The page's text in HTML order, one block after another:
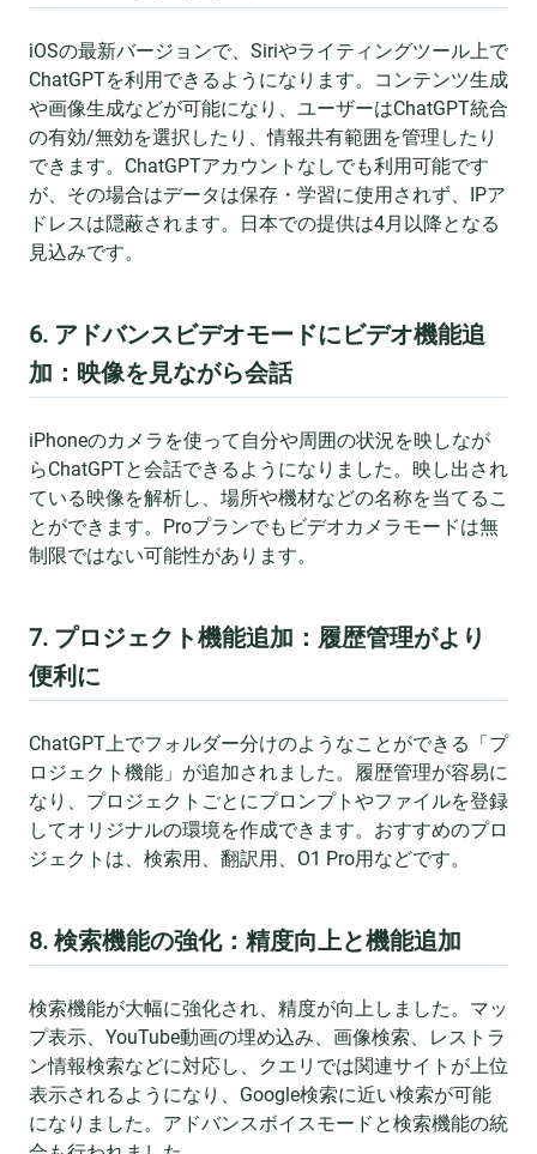
iOSの最新バージョンで、Siriやライティングツール上で
ChatGPTを利用できるようになります。コンテンツ生成
や画像生成などが可能になり、ユーザーはChatGPT統合
の有効/無効を選択したり、情報共有範囲を管理したり
できます。ChatGPTアカウントなしでも利用可能です
が、その場合はデータは保存・学習に使用されず、IPア
ドレスは隠蔽されます。日本での提供は4月以降となる
見込みです。
6. アドバンスビデオモードにビデオ機能追
加：映像を見ながら会話
iPhoneのカメラを使って自分や周囲の状況を映しなが
らChatGPTと会話できるようになりました。映し出され
ている映像を解析し、場所や機材などの名称を当てるこ
とができます。Proプランでもビデオカメラモードは無
制限ではない可能性があります。
7. プロジェクト機能追加：履歴管理がより
便利に
ChatGPT上でフォルダー分けのようなことができる「プ
ロジェクト機能」が追加されました。履歴管理が容易に
なり、プロジェクトごとにプロンプトやファイルを登録
してオリジナルの環境を作成できます。おすすめのプロ
ジェクトは、検索用、翻訳用、O1 Pro用などです。
8. 検索機能の強化：精度向上と機能追加
検索機能が大幅に強化され、精度が向上しました。マッ
プ表示、YouTube動画の埋め込み、画像検索、レストラ
ン情報検索などに対応し、クエリでは関連サイトが上位
表示されるようになり、Google検索に近い検索が可能
になりました。アドバンスボイスモードと検索機能の統